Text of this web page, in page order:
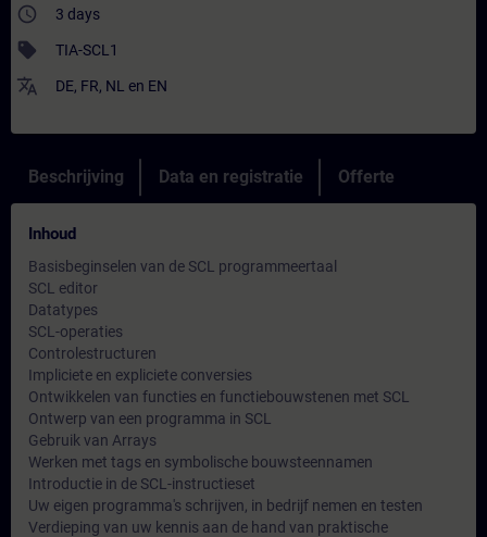
access_time 3 days
sell TIA-SCL1
translate DE, FR, NL en EN
Beschrijving Data en registratie Offerte
Inhoud
Basisbeginselen van de SCL programmeertaal
SCL editor
Datatypes
SCL-operaties
Controlestructuren
Impliciete en expliciete conversies
Ontwikkelen van functies en functiebouwstenen met SCL
Ontwerp van een programma in SCL
Gebruik van Arrays
Werken met tags en symbolische bouwsteennamen
Introductie in de SCL-instructieset
Uw eigen programma's schrijven, in bedrijf nemen en testen
Verdieping van uw kennis aan de hand van praktische